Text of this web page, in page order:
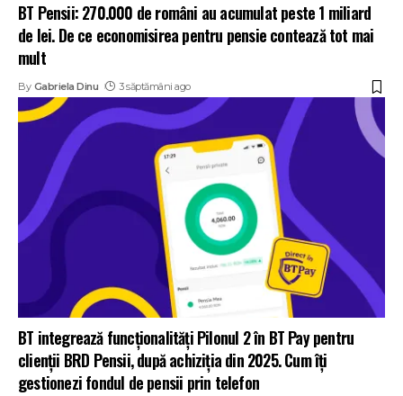
BT Pensii: 270.000 de români au acumulat peste 1 miliard
de lei. De ce economisirea pentru pensie contează tot mai
mult
By Gabriela Dinu 3 săptămâni ago
BT integrează funcționalități Pilonul 2 în BT Pay pentru
clienții BRD Pensii, după achiziția din 2025. Cum îți
gestionezi fondul de pensii prin telefon